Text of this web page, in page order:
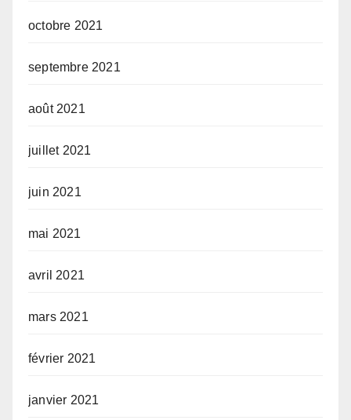
octobre 2021
septembre 2021
août 2021
juillet 2021
juin 2021
mai 2021
avril 2021
mars 2021
février 2021
janvier 2021